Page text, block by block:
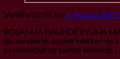
Veröffentlicht am 3. August 2017
BOŞANMA HALİNDE EVLİLİK
Bu beraberlik devam ederken de
paylaşılacağı ve tasfiye edileceği